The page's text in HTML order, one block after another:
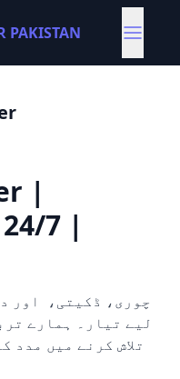
PAKISTAN
|
7 |
لیے تیار۔ ہمارے